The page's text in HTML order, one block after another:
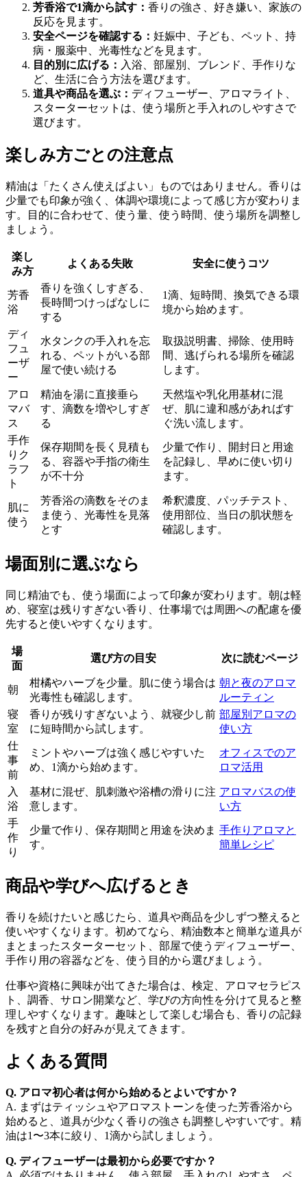
芳香浴で1滴から試す： 香りの強さ、好き嫌い、家族の
反応を見ます。
安全ページを確認する： 妊娠中、子ども、ペット、持
病・服薬中、光毒性などを見ます。
目的別に広げる： 入浴、部屋別、ブレンド、手作りな
ど、生活に合う方法を選びます。
道具や商品を選ぶ： ディフューザー、アロマライト、
スターターセットは、使う場所と手入れのしやすさで
選びます。
楽しみ方ごとの注意点
精油は「たくさん使えばよい」ものではありません。香りは
少量でも印象が強く、体調や環境によって感じ方が変わりま
す。目的に合わせて、使う量、使う時間、使う場所を調整し
ましょう。
楽し
み方
よくある失敗 安全に使うコツ
芳香
浴
香りを強くしすぎる、
長時間つけっぱなしに
する
1滴、短時間、換気できる環
境から始めます。
ディ
フュ
ーザ
ー
水タンクの手入れを忘
れる、ペットがいる部
屋で使い続ける
取扱説明書、掃除、使用時
間、逃げられる場所を確認
します。
アロ
マバ
ス
精油を湯に直接垂ら
す、滴数を増やしすぎ
る
天然塩や乳化用基材に混
ぜ、肌に違和感があればす
ぐ洗い流します。
手作
りク
ラフ
ト
保存期間を長く見積も
る、容器や手指の衛生
が不十分
少量で作り、開封日と用途
を記録し、早めに使い切り
ます。
肌に
使う
芳香浴の滴数をそのま
ま使う、光毒性を見落
とす
希釈濃度、パッチテスト、
使用部位、当日の肌状態を
確認します。
場面別に選ぶなら
同じ精油でも、使う場面によって印象が変わります。朝は軽
め、寝室は残りすぎない香り、仕事場では周囲への配慮を優
先すると使いやすくなります。
場
面
選び方の目安 次に読むページ
朝
柑橘やハーブを少量。肌に使う場合は
光毒性も確認します。
朝と夜のアロマ
ルーティン
寝
室
香りが残りすぎないよう、就寝少し前
に短時間から試します。
部屋別アロマの
使い方
仕
事
前
ミントやハーブは強く感じやすいた
め、1滴から始めます。
オフィスでのア
ロマ活用
入
浴
基材に混ぜ、肌刺激や浴槽の滑りに注
意します。
アロマバスの使
い方
手
作
り
少量で作り、保存期間と用途を決めま
す。
手作りアロマと
簡単レシピ
商品や学びへ広げるとき
香りを続けたいと感じたら、道具や商品を少しずつ整えると
使いやすくなります。初めてなら、精油数本と簡単な道具が
まとまったスターターセット、部屋で使うディフューザー、
手作り用の容器などを、使う目的から選びましょう。
仕事や資格に興味が出てきた場合は、検定、アロマセラピス
ト、調香、サロン開業など、学びの方向性を分けて見ると整
理しやすくなります。趣味として楽しむ場合も、香りの記録
を残すと自分の好みが見えてきます。
よくある質問
Q. アロマ初心者は何から始めるとよいですか？
A. まずはティッシュやアロマストーンを使った芳香浴から
始めると、道具が少なく香りの強さも調整しやすいです。精
油は1〜3本に絞り、1滴から試しましょう。
Q. ディフューザーは最初から必要ですか？